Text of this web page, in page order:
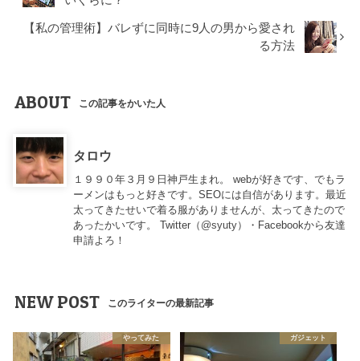
【私の管理術】バレずに同時に9人の男から愛され
る方法
ABOUT この記事をかいた人
タロウ
１９９０年３月９日神戸生まれ。 webが好きです、でもラ
ーメンはもっと好きです。SEOには自信があります。最近
太ってきたせいで着る服がありませんが、太ってきたので
あったかいです。 Twitter（ @syuty）・Facebookから友達
申請よろ！
NEW POST このライターの最新記事
やってみた ガジェット